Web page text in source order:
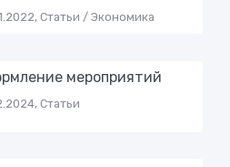
Статьи / Экономика
мероприятий
Статьи